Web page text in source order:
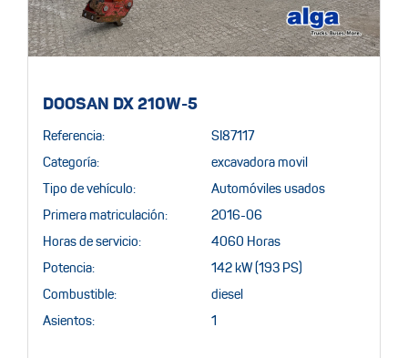
DOOSAN DX 210W-5
Referencia: SI87117
Categoría: excavadora movil
Tipo de vehículo: Automóviles usados
Primera matriculación: 2016-06
Horas de servicio: 4060 Horas
Potencia: 142 kW (193 PS)
Combustible: diesel
Asientos: 1